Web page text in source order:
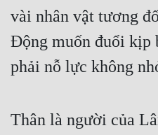
vài nhân vật tương
Động muốn đuổi kịp
phải nỗ lực không
Thân là người của